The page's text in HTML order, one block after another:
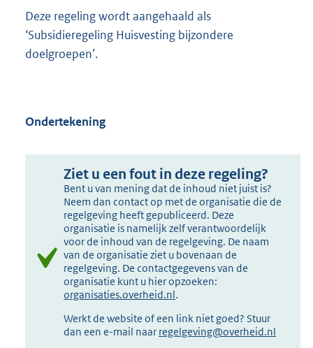
Deze regeling wordt aangehaald als
‘Subsidieregeling Huisvesting bijzondere
doelgroepen’.
Ondertekening
Ziet u een fout in deze regeling?
Bent u van mening dat de inhoud niet juist is?
Neem dan contact op met de organisatie die de
regelgeving heeft gepubliceerd. Deze
organisatie is namelijk zelf verantwoordelijk
voor de inhoud van de regelgeving. De naam
van de organisatie ziet u bovenaan de
regelgeving. De contactgegevens van de
organisatie kunt u hier opzoeken:
organisaties.overheid.nl.
Werkt de website of een link niet goed? Stuur
dan een e-mail naar regelgeving@overheid.nl